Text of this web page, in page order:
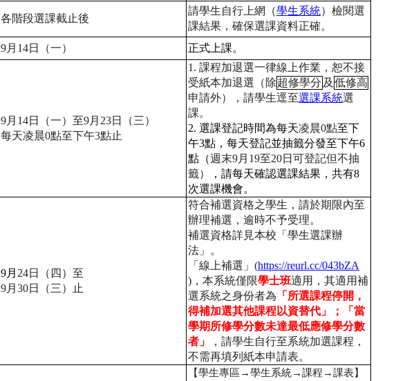
各階段選課截止後
請學生自行上網（學生系統）檢閱選
課結果，確保選課資料正確。
9月 14日（一） 正式上課。
9月 14日（一）至9月 23日（三）
每天凌晨0點至下午3點止
1. 課程加退選一律線上作業，恕不接
受紙本加退選（除超修學分 及 低修高
申請外），請學生逕至選課系統選
課。
2. 選課登記時間為每天凌晨0點至下
午3點， 每天登記並抽籤分發至下午6
點（週末9月 19至20日可登記但不抽
籤）
，請每天確認選課結果，共有8
次選課機會。
9月 24日（四）至
9月 30日（三）止
符合補選資格之學生，請於期限內至
辦理補選，逾時不予受理。
補選資格詳見本校「學生選課辦
法」。
「線上補選」(https://reurl.cc/043bZA
) ，本系統僅限學士班適用，其適用補
選系統之身份者為 「 所選課程停開，
得補加選其他課程以資替代」；「 當
學期所修學分數未達最低應修學分數
者」
， 請學生自行至系統加選課程，
不需再填列紙本申請表。
【學生專區 →學生系統→課程 →課表】